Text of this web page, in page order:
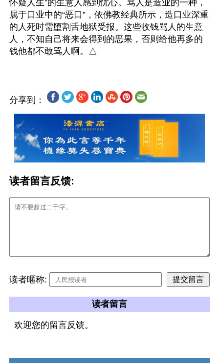
怀疑人生”的生意人感到忧心。骂人是造业的一种，
属于口业中的“恶口”，依佛教经典所示，造口业深重
的人死时需堕割舌地狱受报。这些收钱骂人的生意
人，不知自己将来会得到的恶果，否则给他再多的
分享到：
读者留言反馈:
读者暱称:
读者留言
欢迎您的留言反馈。